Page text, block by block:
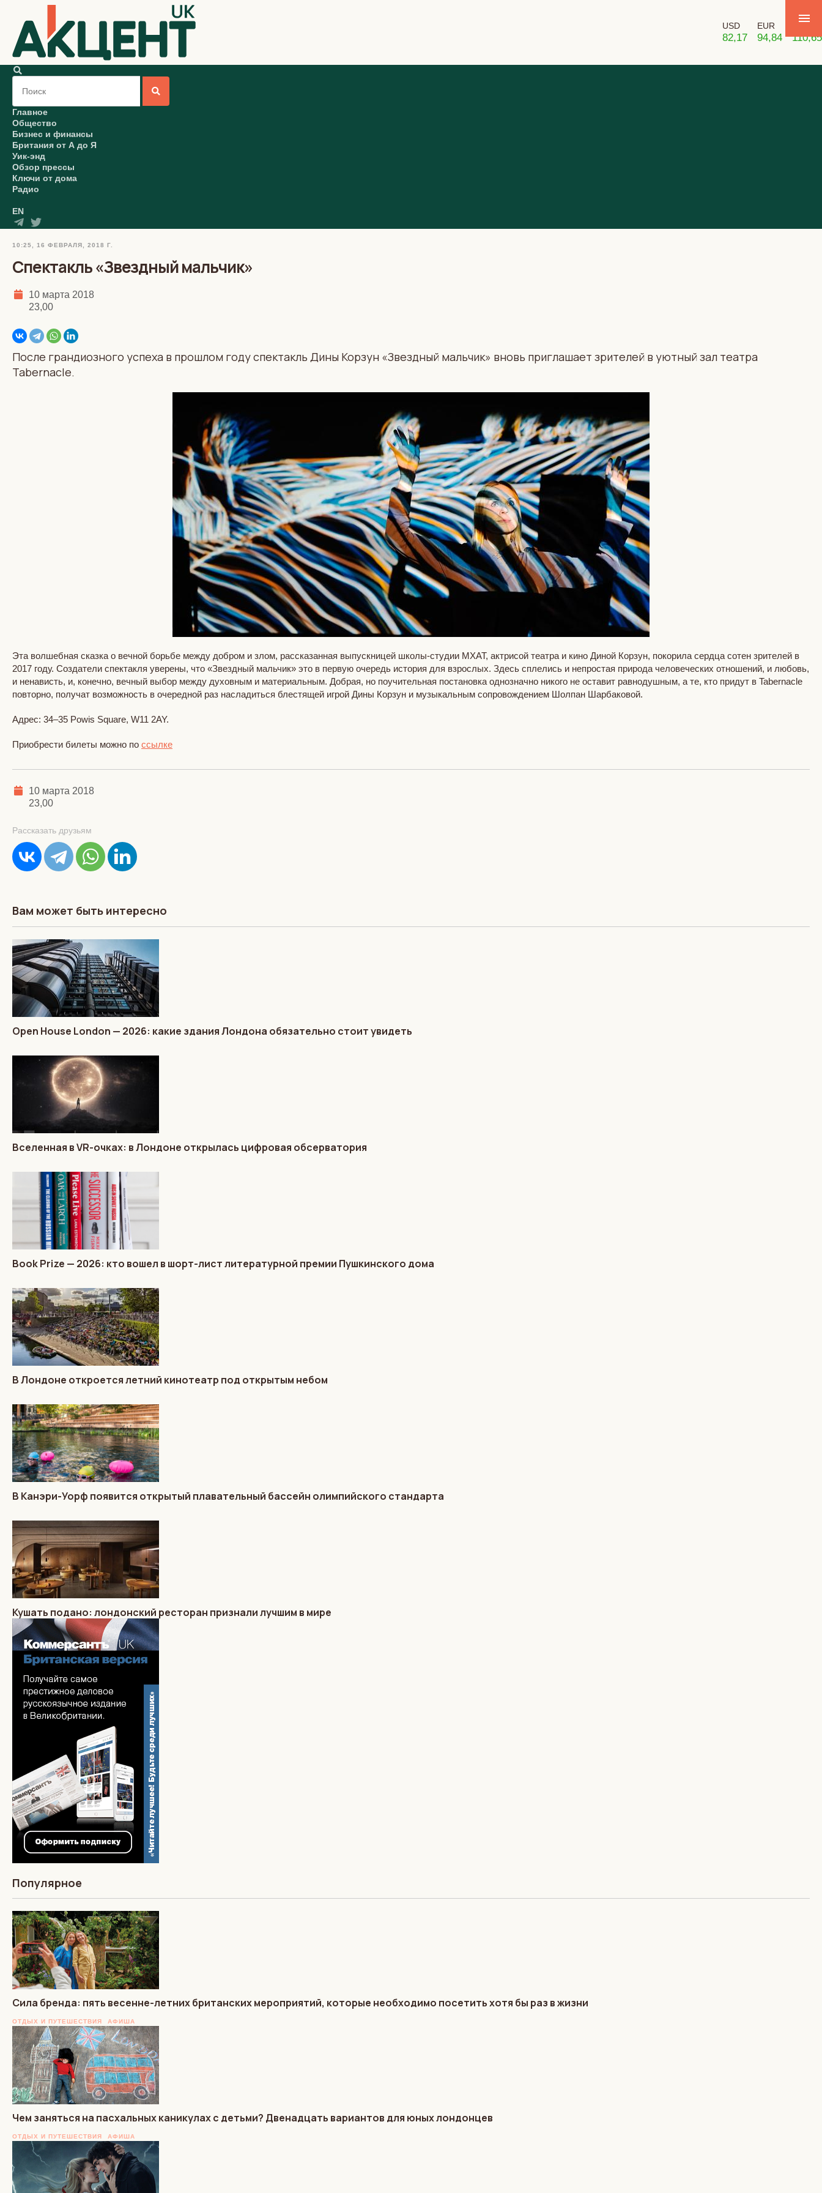
USD
82,17
EUR
94,84 110,65
Главное
Общество
Бизнес и финансы
Британия от А до Я
Уик-энд
Обзор прессы
Ключи от дома
Радио
EN
10:25, 16 ФЕВРАЛЯ, 2018 Г.
Спектакль «Звездный мальчик»
10 марта 2018
23,00
После грандиозного успеха в прошлом году спектакль Дины Корзун «Звездный мальчик» вновь приглашает зрителей в уютный зал театра
Tabernacle.
Эта волшебная сказка о вечной борьбе между добром и злом, рассказанная выпускницей школы-студии МХАТ, актрисой театра и кино Диной Корзун, покорила сердца сотен зрителей в
2017 году. Создатели спектакля уверены, что «Звездный мальчик» это в первую очередь история для взрослых. Здесь сплелись и непростая природа человеческих отношений, и любовь,
и ненависть, и, конечно, вечный выбор между духовным и материальным. Добрая, но поучительная постановка однозначно никого не оставит равнодушным, а те, кто придут в Tabernacle
повторно, получат возможность в очередной раз насладиться блестящей игрой Дины Корзун и музыкальным сопровождением Шолпан Шарбаковой.
Адрес: 34–35 Powis Square, W11 2AY.
Приобрести билеты можно по ссылке
10 марта 2018
23,00
Рассказать друзьям
Вам может быть интересно
Open House London — 2026: какие здания Лондона обязательно стоит увидеть
Вселенная в VR-очках: в Лондоне открылась цифровая обсерватория
Book Prize — 2026: кто вошел в шорт-лист литературной премии Пушкинского дома
В Лондоне откроется летний кинотеатр под открытым небом
В Канэри-Уорф появится открытый плавательный бассейн олимпийского стандарта
Кушать подано: лондонский ресторан признали лучшим в мире
Популярное
Сила бренда: пять весенне-летних британских мероприятий, которые необходимо посетить хотя бы раз в жизни
ОТДЫХ И ПУТЕШЕСТВИЯ АФИША
Чем заняться на пасхальных каникулах с детьми? Двенадцать вариантов для юных лондонцев
ОТДЫХ И ПУТЕШЕСТВИЯ АФИША